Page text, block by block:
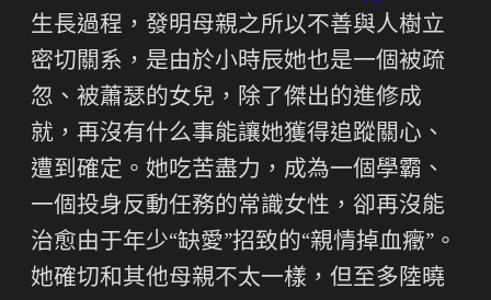
生長過程，發明母親之所以不善與人樹立
密切關系，是由於小時辰她也是一個被疏
忽、被蕭瑟的女兒，除了傑出的進修成
就，再沒有什么事能讓她獲得追蹤關心、
遭到確定。她吃苦盡力，成為一個學霸、
一個投身反動任務的常識女性，卻再沒能
治愈由于年少“缺愛”招致的“親情掉血癥”。
她確切和其他母親不太一樣，但至多陸曉